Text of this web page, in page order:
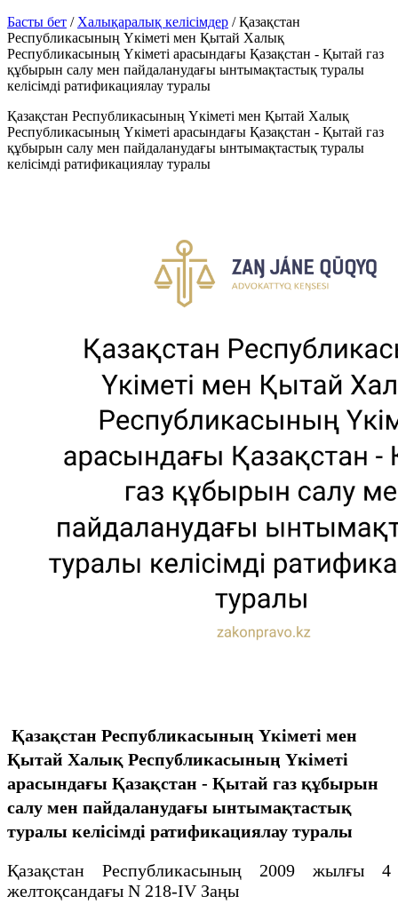
Басты бет / Халықаралық келісімдер /Қазақстан
Республикасының Үкіметі мен Қытай Халық
Республикасының Үкіметі арасындағы Қазақстан - Қытай газ
құбырын салу мен пайдаланудағы ынтымақтастық туралы
келісімді ратификациялау туралы
Қазақстан Республикасының Үкіметі мен Қытай Халық
Республикасының Үкіметі арасындағы Қазақстан - Қытай газ
құбырын салу мен пайдаланудағы ынтымақтастық туралы
келісімді ратификациялау туралы
Қазақстан Республикасының Үкіметі мен
Қытай Халық Республикасының Үкіметі
арасындағы Қазақстан - Қытай газ құбырын
салу мен пайдаланудағы ынтымақтастық
туралы келісімді ратификациялау туралы
Қазақстан Республикасының 2009 жылғы 4
желтоқсандағы N 218-IV Заңы